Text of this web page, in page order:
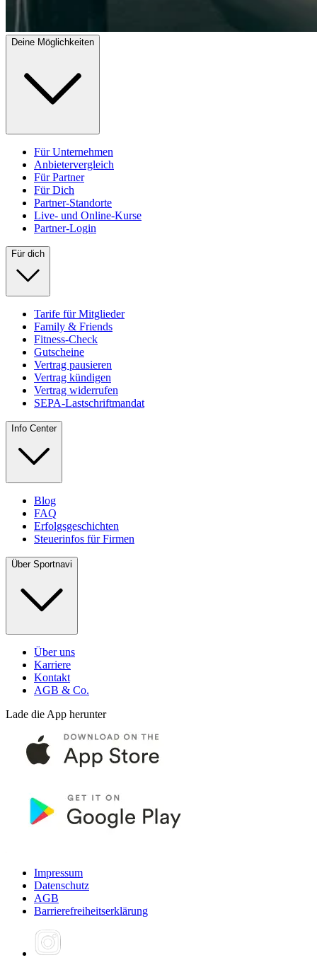
Deine Möglichkeiten
Für Unternehmen
Anbietervergleich
Für Partner
Für Dich
Partner-Standorte
Live- und Online-Kurse
Partner-Login
Für dich
Tarife für Mitglieder
Family & Friends
Fitness-Check
Gutscheine
Vertrag pausieren
Vertrag kündigen
Vertrag widerrufen
SEPA-Lastschriftmandat
Info Center
Blog
FAQ
Erfolgsgeschichten
Steuerinfos für Firmen
Über Sportnavi
Über uns
Karriere
Kontakt
AGB & Co.
Lade die App herunter
Impressum
Datenschutz
AGB
Barrierefreiheitserklärung